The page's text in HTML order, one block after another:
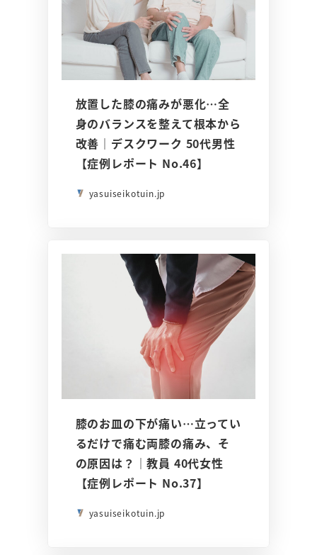
放置した膝の痛みが悪化…全
身のバランスを整えて根本から
改善｜デスクワーク 50代男性
【症例レポート No.46】
yasuiseikotuin.jp
膝のお皿の下が痛い…立ってい
るだけで痛む両膝の痛み、そ
の原因は？｜教員 40代女性
【症例レポート No.37】
yasuiseikotuin.jp